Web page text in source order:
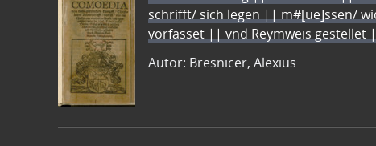
schrifft/ sich legen || m#[ue]ssen/
vorfasset || vnd Reymweis
Autor: Bresnicer, Alexius